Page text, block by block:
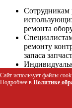
Сотрудникам
ремонта
ремонту
запаса
бизнеса,
Сайт использует файлы
Подробнее в Политике